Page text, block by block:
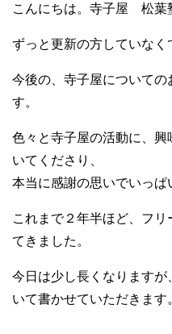
こんにちは。寺子屋 松葉
ずっと更新の方していなく
今後の、寺子屋についての
す。
色々と寺子屋の活動に、
いてくださり、
本当に感謝の思いでいっぱ
これまで２年半ほど、フ
てきました。
今日は少し長くなります
いて書かせていただきます